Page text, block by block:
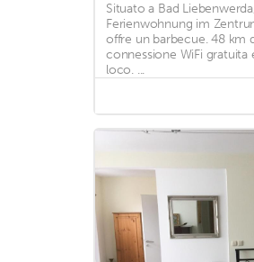
Situato a Bad
Ferienwohnung im
offre un barbecue. 48 km
connessione WiFi
loco. ...